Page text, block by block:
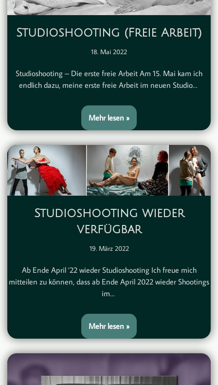
Studioshooting (Freie Arbeit)
18. Mai 2022
Studioshooting – Die erste freie Arbeit Am 15. Mai kam ich
endlich dazu, meine erste freie Arbeit im neuen Studio…
Mehr lesen »
Studioshooting wieder
verfügbar
19. März 2022
Ab Ende April ’22 wieder Studioshooting Ich freue mich
mitteilen zu können, dass ab Ende April 2022 wieder Shootings
im…
Mehr lesen »